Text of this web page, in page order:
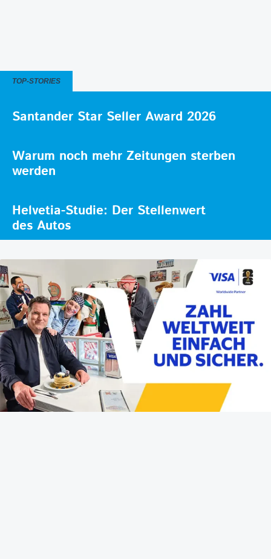
TOP-STORIES
Santander Star Seller Award 2026
Warum noch mehr Zeitungen sterben
werden
Helvetia-Studie: Der Stellenwert
des Autos